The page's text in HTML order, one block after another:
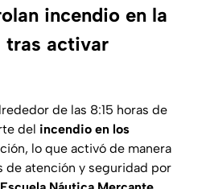
incendio en la
tras activar
de las 8:15 horas de
del incendio en los
lo que activó de manera
de atención y seguridad por